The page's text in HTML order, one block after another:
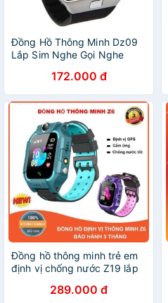
Đồng Hồ Thông Minh Dz09
Lắp Sim Nghe Gọi Nghe
Chụp Hình172.000 đ
Đồng hồ thông minh trẻ em
định vị chống nước Z19 lắp
289.000 đ